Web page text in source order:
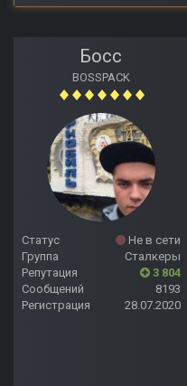
Босс
BOSSPACK
Статус
Не в сети
Группа
Сталкеры
Репутация
3 804
Сообщений
8193
Регистрация
28.07.2020